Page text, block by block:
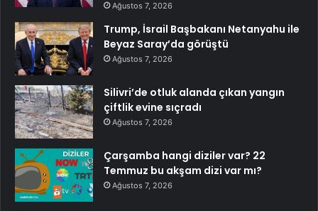
Ağustos 7, 2026
Trump, İsrail Başbakanı Netanyahu ile
Beyaz Saray’da görüştü
Ağustos 7, 2026
Silivri’de otluk alanda çıkan yangın
çiftlik evine sıçradı
Ağustos 7, 2026
Çarşamba hangi diziler var? 22
Temmuz bu akşam dizi var mı?
Ağustos 7, 2026